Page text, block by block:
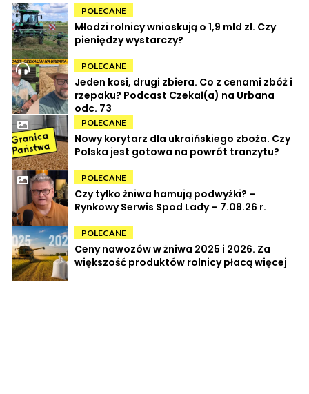
POLECANE
Młodzi rolnicy wnioskują o 1,9 mld zł. Czy
pieniędzy wystarczy?
POLECANE
Jeden kosi, drugi zbiera. Co z cenami zbóż i
rzepaku? Podcast Czekał(a) na Urbana
odc. 73
POLECANE
Nowy korytarz dla ukraińskiego zboża. Czy
Polska jest gotowa na powrót tranzytu?
POLECANE
Czy tylko żniwa hamują podwyżki? –
Rynkowy Serwis Spod Lady – 7.08.26 r.
POLECANE
Ceny nawozów w żniwa 2025 i 2026. Za
większość produktów rolnicy płacą więcej